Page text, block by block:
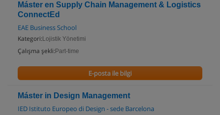
Máster en Supply Chain Management & Logistics
ConnectEd
EAE Business School
Kategori: Lojistik Yönetimi
Çalışma şekli: Part-time
E-posta ile bilgi
Máster in Design Management
IED Istituto Europeo di Design - sede Barcelona